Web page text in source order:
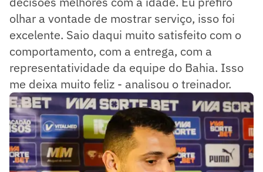
olhar a vontade de mostrar serviço, isso foi
excelente. Saio daqui muito satisfeito com o
comportamento, com a entrega, com a
representatividade da equipe do Bahia. Isso
me deixa muito feliz - analisou o treinador.